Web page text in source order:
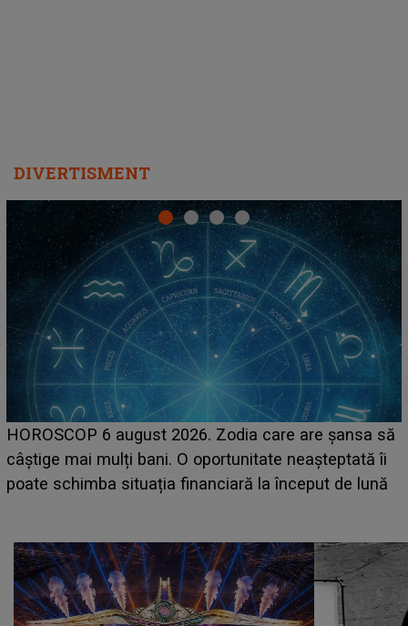
DIVERTISMENT
LINE-UP UNTOLD ONE, prima zi. Cine sunt artiștii
care deschid festivalul și de la ce ore au loc cele mai
așteptate concerte pe scena principală?